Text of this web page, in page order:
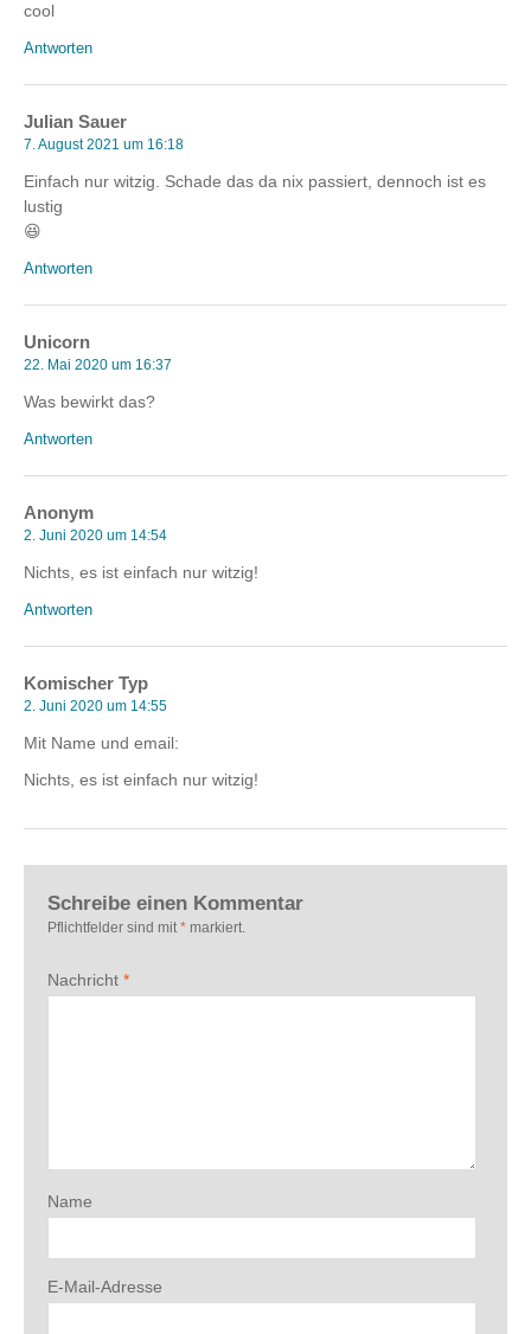
cool
Antworten
Julian Sauer
7. August 2021 um 16:18
Einfach nur witzig. Schade das da nix passiert, dennoch ist es
lustig
😆
Antworten
Unicorn
22. Mai 2020 um 16:37
Was bewirkt das?
Antworten
Anonym
2. Juni 2020 um 14:54
Nichts, es ist einfach nur witzig!
Antworten
Komischer Typ
2. Juni 2020 um 14:55
Mit Name und email:
Nichts, es ist einfach nur witzig!
Schreibe einen Kommentar
Pflichtfelder sind mit * markiert.
Nachricht *
Name
E-Mail-Adresse